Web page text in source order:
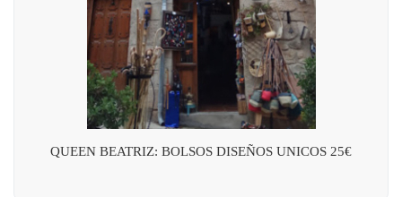
QUEEN BEATRIZ: BOLSOS DISEÑOS UNICOS 25€